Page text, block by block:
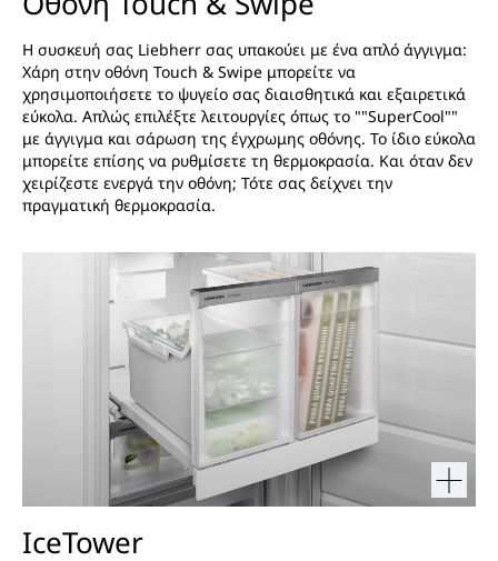
Η συσκευή σας Liebherr σας υπακούει με ένα απλό άγγιγμα:
Χάρη στην οθόνη Touch & Swipe μπορείτε να
χρησιμοποιήσετε το ψυγείο σας διαισθητικά και εξαιρετικά
εύκολα. Απλώς επιλέξτε λειτουργίες όπως το ""SuperCool""
με άγγιγμα και σάρωση της έγχρωμης οθόνης. Το ίδιο εύκολα
μπορείτε επίσης να ρυθμίσετε τη θερμοκρασία. Και όταν δεν
χειρίζεστε ενεργά την οθόνη; Τότε σας δείχνει την
πραγματική θερμοκρασία.
IceTower